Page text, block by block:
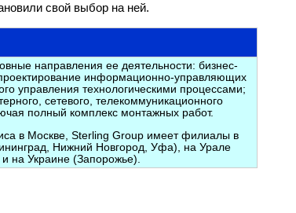
свой выбор на ней.
направления ее деятельности: бизнес-
информационно-управляющих
управления технологическими процессами;
сетевого, телекоммуникационного
полный комплекс монтажных работ.
в Москве, Sterling Group имеет филиалы в
Нижний Новгород, Уфа), на Урале
на Украине (Запорожье).